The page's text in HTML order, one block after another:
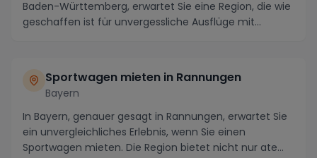
Baden-Württemberg, erwartet Sie eine Region, die wie
geschaffen ist für unvergessliche Ausflüge mit...
Sportwagen mieten in Rannungen
Bayern
In Bayern, genauer gesagt in Rannungen, erwartet Sie
ein unvergleichliches Erlebnis, wenn Sie einen
Sportwagen mieten. Die Region bietet nicht nur ate...